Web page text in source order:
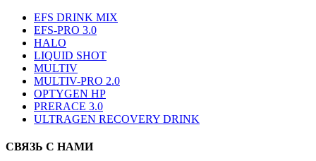
EFS DRINK MIX
EFS-PRO 3.0
HALO
LIQUID SHOT
MULTIV
MULTIV-PRO 2.0
OPTYGEN HP
PRERACE 3.0
ULTRAGEN RECOVERY DRINK
СВЯЗЬ С НАМИ